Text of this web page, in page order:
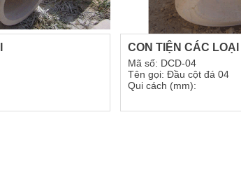
CON TIỆN CÁC LOẠI
Mã số: DCD-04
Tên gọi: Đầu cột đá 04
Qui cách (mm):